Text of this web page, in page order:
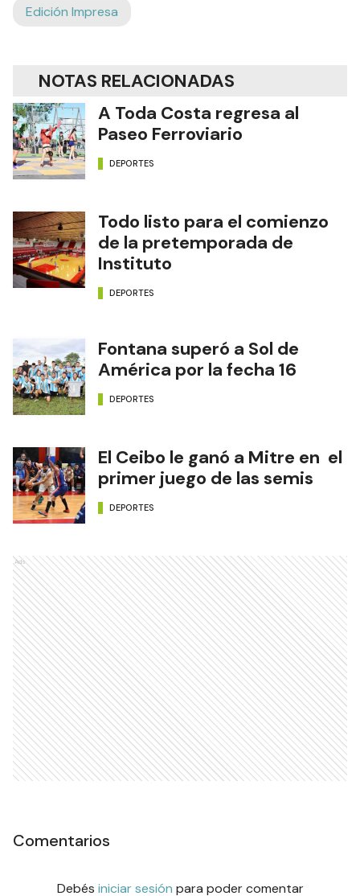
Edición Impresa
NOTAS RELACIONADAS
A Toda Costa regresa al
Paseo Ferroviario
DEPORTES
Todo listo para el comienzo
de la pretemporada de
Instituto
DEPORTES
Fontana superó a Sol de
América por la fecha 16
DEPORTES
El Ceibo le ganó a Mitre en el
primer juego de las semis
DEPORTES
Ads
Comentarios
Debés iniciar sesión para poder comentar